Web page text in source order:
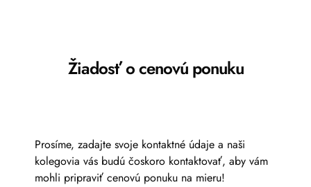
Žiadosť o cenovú ponuku
Prosíme, zadajte svoje kontaktné údaje a naši
kolegovia vás budú čoskoro kontaktovať, aby vám
mohli pripraviť cenovú ponuku na mieru!